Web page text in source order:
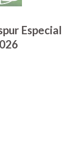
Especial